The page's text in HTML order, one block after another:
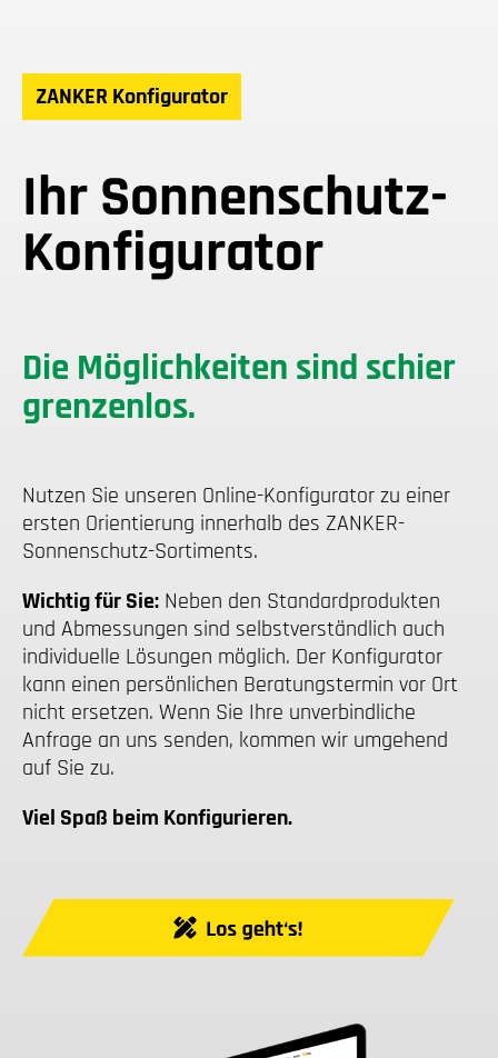
ZANKER Konfigurator
Ihr Sonnenschutz-
Konfigurator
Die Möglichkeiten sind schier
grenzenlos.
Nutzen Sie unseren Online-Konfigurator zu einer
ersten Orientierung innerhalb des ZANKER-
Sonnenschutz-Sortiments.
Wichtig für Sie: Neben den Standardprodukten
und Abmessungen sind selbstverständlich auch
individuelle Lösungen möglich. Der Konfigurator
kann einen persönlichen Beratungstermin vor Ort
nicht ersetzen. Wenn Sie Ihre unverbindliche
Anfrage an uns senden, kommen wir umgehend
auf Sie zu.
Viel Spaß beim Konfigurieren.